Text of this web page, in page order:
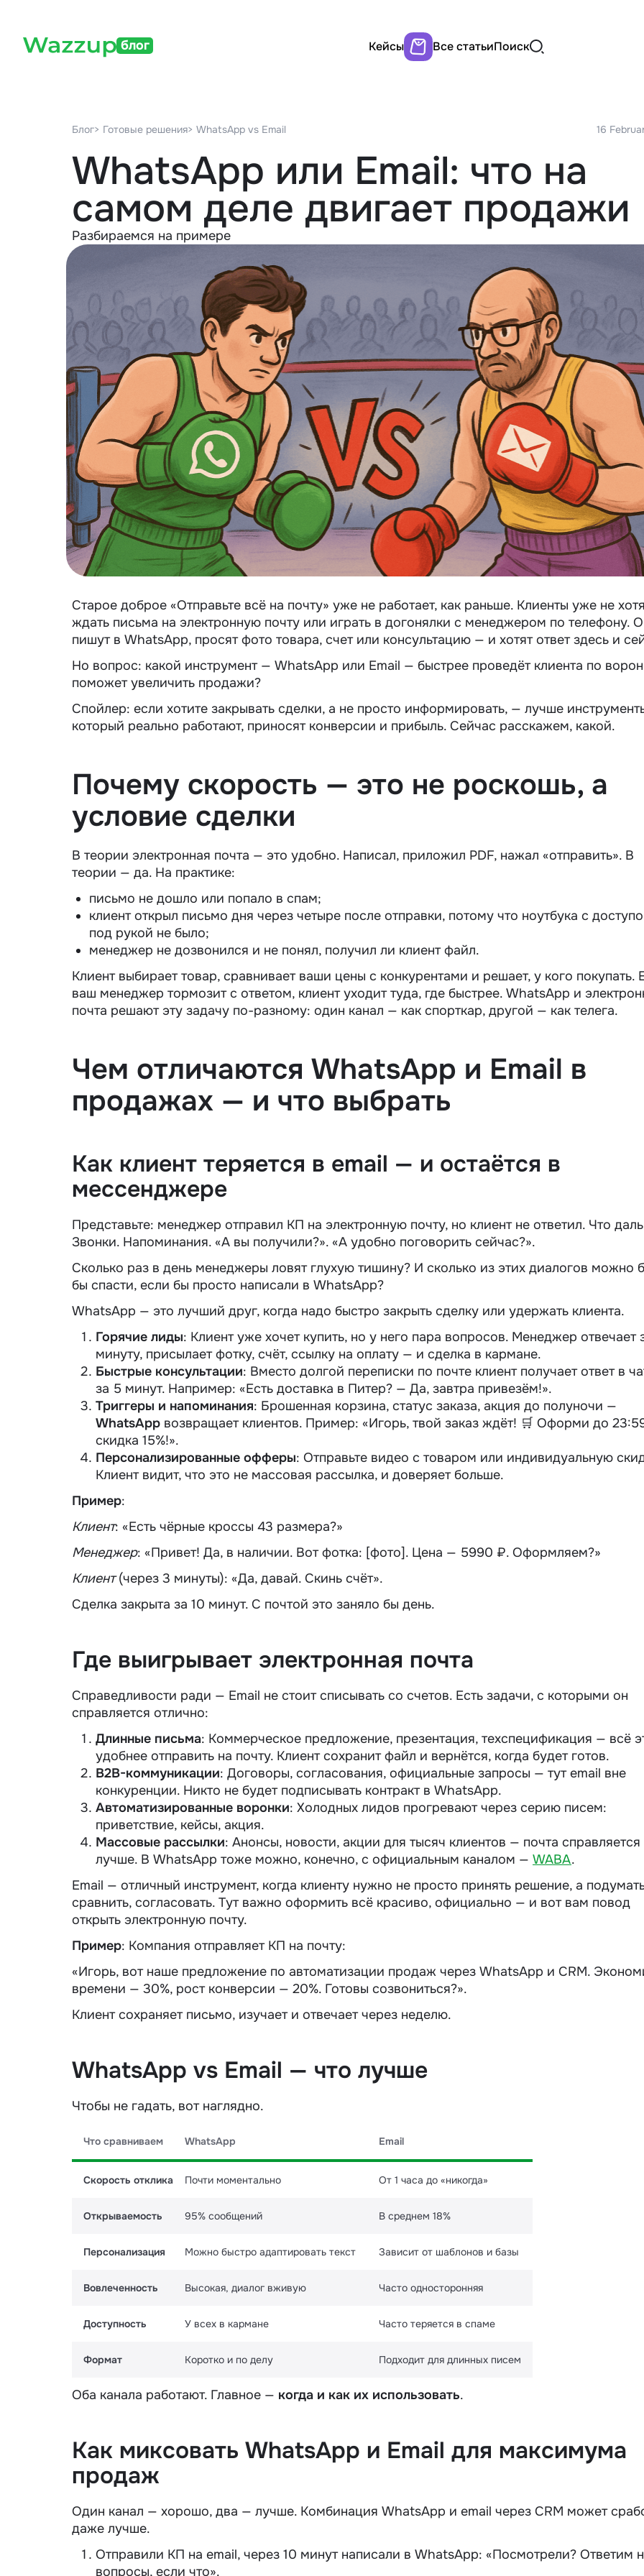
блог Кейсы Все статьиПоиск
Блог> Готовые решения> WhatsApp vs Email 16
WhatsApp или Email: что на
самом деле двигает продажи
Разбираемся на примере
Старое доброе «Отправьте всё на почту» уже не работает, как раньше. Клиенты уже не
ждать письма на электронную почту или играть в догонялки с менеджером по телефону.
пишут в WhatsApp, просят фото товара, счет или консультацию — и хотят ответ здесь и
Но вопрос: какой инструмент — WhatsApp или Email — быстрее проведёт клиента по
поможетувеличить продажи?
Спойлер: если хотите закрывать сделки, а не просто информировать, — лучше
который реально работают, приносят конверсии и прибыль. Сейчас расскажем, какой.
Почему скорость — это не роскошь, а
условие сделки
В теории электронная почта — это удобно. Написал, приложил PDF, нажал «отправить». В
теории — да. На практике:
письмо не дошло или попало в спам;
клиент открыл письмо дня через четыре после отправки, потому что ноутбука с
под рукой не было;
менеджер не дозвонился и не понял, получил ли клиент файл.
Клиент выбирает товар, сравнивает ваши цены с конкурентами и решает, у кого покупать.
ваш менеджер тормозит с ответом, клиент уходит туда, где быстрее. WhatsApp и
почта решают эту задачу по-разному: один канал — как спорткар, другой — как телега.
Чем отличаются WhatsApp и Email в
продажах — и что выбрать
Как клиент теряется в email — и остаётся в
мессенджере
Представьте: менеджер отправил КП на электронную почту, но клиент не ответил. Что
Звонки. Напоминания. «А вы получили?». «А удобно поговорить сейчас?».
Сколько раз в день менеджеры ловят глухую тишину? И сколько из этих диалогов можно
бы спасти, если бы просто написали в WhatsApp?
WhatsApp — это лучший друг, когда надо быстро закрыть сделку или удержать клиента.
Горячие лиды: Клиент уже хочет купить, но у него пара вопросов. Менеджер отвечает
минуту, присылает фотку, счёт, ссылку на оплату — и сделка в кармане.
Быстрые консультации: Вместо долгой переписки по почте клиент получает ответ в
за 5 минут. Например: «Есть доставка в Питер? — Да, завтра привезём!».
Триггеры и напоминания: Брошенная корзина, статус заказа, акция до полуночи —
WhatsApp возвращает клиентов. Пример: «Игорь, твой заказ ждёт! 🛒 Оформи до
скидка 15%!».
Персонализированные офферы: Отправьте видео с товаром или индивидуальную
Клиент видит, что это не массовая рассылка, и доверяет больше.
Пример:
Клиент: «Есть чёрные кроссы 43 размера?»
Менеджер: «Привет! Да, в наличии. Вот фотка: [фото]. Цена — 5990 ₽. Оформляем?»
Клиент(через 3 минуты): «Да, давай. Скинь счёт».
Сделка закрыта за 10 минут. С почтой это заняло бы день.
Где выигрывает электронная почта
Справедливости ради — Email не стоит списывать со счетов. Есть задачи, с которыми он
справляется отлично:
Длинные письма: Коммерческое предложение, презентация, техспецификация — всё
удобнее отправить на почту. Клиент сохранит файл и вернётся, когда будет готов.
B2B-коммуникации: Договоры, согласования, официальные запросы — тут email вне
конкуренции. Никто не будет подписывать контракт в WhatsApp.
Автоматизированные воронки: Холодных лидов прогревают через серию писем:
приветствие, кейсы, акция.
Массовые рассылки: Анонсы, новости, акции для тысяч клиентов — почта справляется
лучше. В WhatsApp тоже можно, конечно, с официальным каналом — WABA.
Email — отличный инструмент, когда клиенту нужно не просто принять решение, а
сравнить, согласовать. Тут важно оформить всё красиво, официально — и вот вам повод
открыть электронную почту.
Пример: Компания отправляет КП на почту:
«Игорь, вот наше предложение по автоматизации продаж через WhatsApp и CRM.
времени — 30%, рост конверсии — 20%. Готовы созвониться?».
Клиент сохраняет письмо, изучает и отвечает через неделю.
WhatsApp vs Email — что лучше
Чтобы не гадать, вот наглядно.
Что сравниваем WhatsApp Email
Скорость отклика Почти моментально От 1 часа до «никогда»
Открываемость 95% сообщений В среднем 18%
Персонализация Можно быстро адаптировать текст Зависит от шаблонов и базы
Вовлеченность Высокая, диалог вживую Часто односторонняя
Доступность У всех в кармане Часто теряется в спаме
Формат Коротко и по делу Подходит для длинных писем
Оба канала работают. Главное — когда и как их использовать.
Как миксовать WhatsApp и Email для максимума
продаж
Один канал — хорошо, два — лучше. Комбинация WhatsApp и email через CRM может
даже лучше.
Отправили КП на email, через 10 минут написали в WhatsApp: «Посмотрели? Ответим
вопросы, если что».